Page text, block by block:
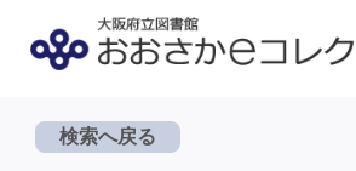
検索へ戻る